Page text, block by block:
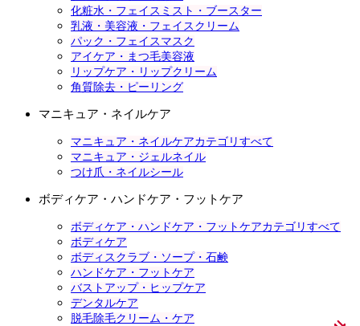
化粧水・フェイスミスト・ブースター
乳液・美容液・フェイスクリーム
パック・フェイスマスク
アイケア・まつ毛美容液
リップケア・リップクリーム
角質除去・ピーリング
マニキュア・ネイルケア
マニキュア・ネイルケアカテゴリすべて
マニキュア・ジェルネイル
つけ爪・ネイルシール
ボディケア・ハンドケア・フットケア
ボディケア・ハンドケア・フットケアカテゴリすべて
ボディケア
ボディスクラブ・ソープ・石鹸
ハンドケア・フットケア
バストアップ・ヒップケア
デンタルケア
脱毛除毛クリーム・ケア